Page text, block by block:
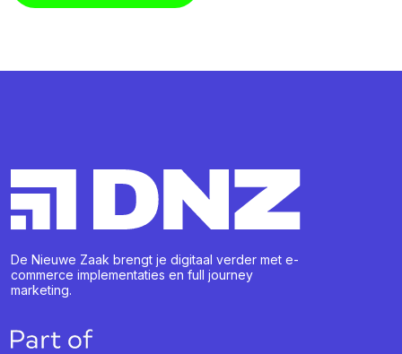
De Nieuwe Zaak brengt je digitaal verder met e-
commerce implementaties en full journey
marketing.